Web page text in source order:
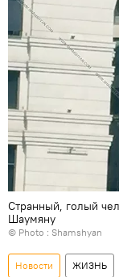
Странный, голый
Шаумяну
© Photo : Shamshyan
Новости ЖИЗНЬ